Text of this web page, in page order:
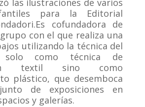
las ilustraciones de varios
para la Editorial
cofundadora de
con el que realiza una
utilizando la técnica del
como técnica de
textil sino como
plástico, que desemboca
de exposiciones en
y galerías.